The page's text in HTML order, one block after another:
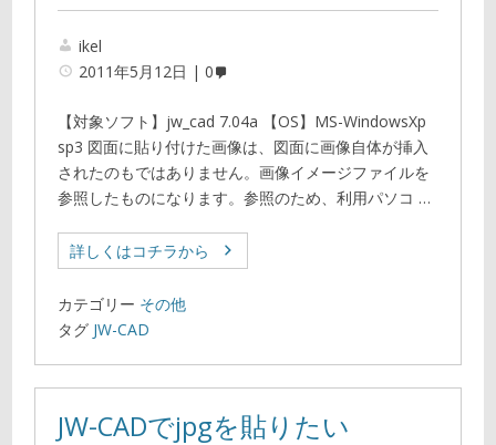
ikel
2011年5月12日
0
【対象ソフト】jw_cad 7.04a 【OS】MS-WindowsXp
sp3 図面に貼り付けた画像は、図面に画像自体が挿入
されたのもではありません。画像イメージファイルを
参照したものになります。参照のため、利用パソコ …
詳しくはコチラから
カテゴリー その他
タグ JW-CAD
JW-CADでjpgを貼りたい